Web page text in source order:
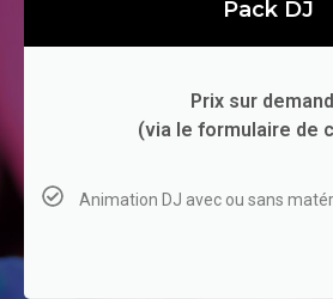
Pack DJ
Prix sur
(via le formulaire de
Animation DJ avec ou sans